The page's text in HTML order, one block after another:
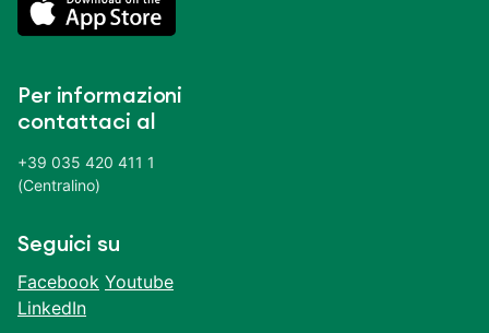
Per informazioni
contattaci al
+39 035 420 411 1
(Centralino)
Seguici su
Facebook Youtube
LinkedIn